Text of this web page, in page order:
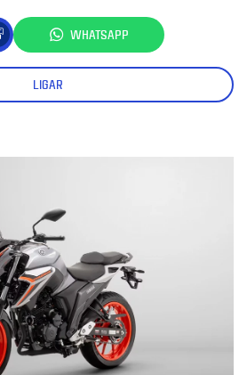
WHATSAPP
LIGAR